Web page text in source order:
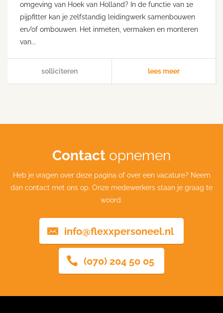
omgeving van Hoek van Holland? In de functie van 1e
pijpfitter kan je zelfstandig leidingwerk samenbouwen
en/of ombouwen. Het inmeten, vermaken en monteren
van...
solliciteren lees meer
Contact opnemen
Heb je vragen over deze pagina of over een vacature? Neem
dan contact met ons op. Onze medewerkers staan je graag te
woord.
info@flexxpersoneel.nl
(070) 204 50 05